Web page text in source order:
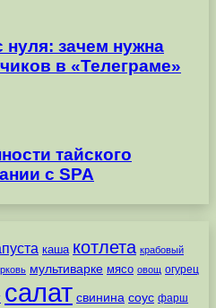
зачем нужна
в «Телеграме»
тайского
с SPA
каша котлета крабовый
мультиварке мясо овощ огурец
салат свинина соус фарш